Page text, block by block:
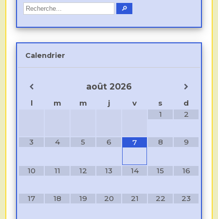
Calendrier
août 2026
l m m j v s
d
1
2
3 4 5 6 7 8 9
10 11 12 13 14 15 16
17 18 19 20 21 22 23